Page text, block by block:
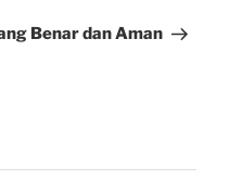
Benar dan Aman